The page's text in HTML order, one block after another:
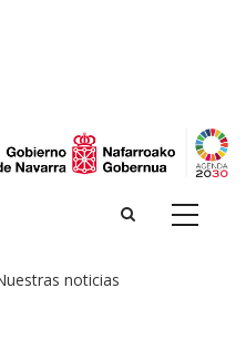
noticias